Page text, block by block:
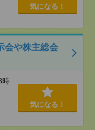
気になる！
会や株主総会
時
気になる！